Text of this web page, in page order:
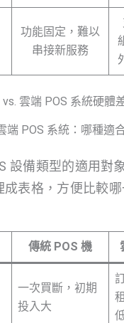
功能固定，難以
串接新服務
雲端 POS 系統硬體
端 POS 系統：哪種適
設備類型的適用對
成表格，方便比較
傳統 POS 機
一次買斷，初期
投入大